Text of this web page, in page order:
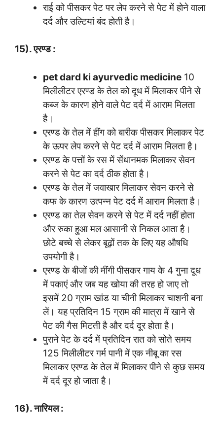
राई को पीसकर पेट पर लेप करने से पेट में होने वाला
दर्द और उल्टियां बंद होती है।
15). एरण्ड :
pet dard ki ayurvedic medicine 10
मिलीलीटर एरण्ड के तेल को दूध में मिलाकर पीने से
कब्ज के कारण होने वाले पेट दर्द में आराम मिलता
है।
एरण्ड के तेल में हींग को बारीक पीसकर मिलाकर पेट
के ऊपर लेप करने से पेट दर्द में आराम मिलता है।
एरण्ड के पत्तों के रस में सेंधानमक मिलाकर सेवन
करने से पेट का दर्द ठीक होता है।
एरण्ड के तेल में जवाखार मिलाकर सेवन करने से
कफ के कारण उत्पन्न पेट दर्द में आराम मिलता है।
एरण्ड का तेल सेवन करने से पेट में दर्द नहीं होता
और रुका हुआ मल आसानी से निकल आता है।
छोटे बच्चे से लेकर बूढ़ों तक के लिए यह औषधि
उपयोगी है।
एरण्ड के बीजों की मींगी पीसकर गाय के 4 गुना दूध
में पकाएं और जब यह खोया की तरह हो जाए तो
इसमें 20 ग्राम खांड या चीनी मिलाकर चाशनी बना
लें। यह प्रतिदिन 15 ग्राम की मात्रा में खाने से
पेट की गैस मिटती है और दर्द दूर होता है।
पुराने पेट के दर्द में प्रतिदिन रात को सोते समय
125 मिलीलीटर गर्म पानी में एक नीबू का रस
मिलाकर एरण्ड के तेल में मिलाकर पीने से कुछ समय
में दर्द दूर हो जाता है।
16). नारियल :